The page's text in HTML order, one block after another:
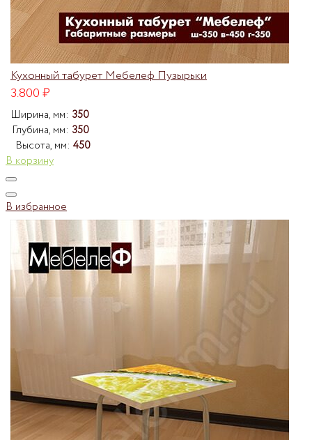
Кухонный табурет Мебелеф Пузырьки
3.800₽
Ширина, мм: 350
Глубина, мм: 350
Высота, мм: 450
В корзину
В избранное